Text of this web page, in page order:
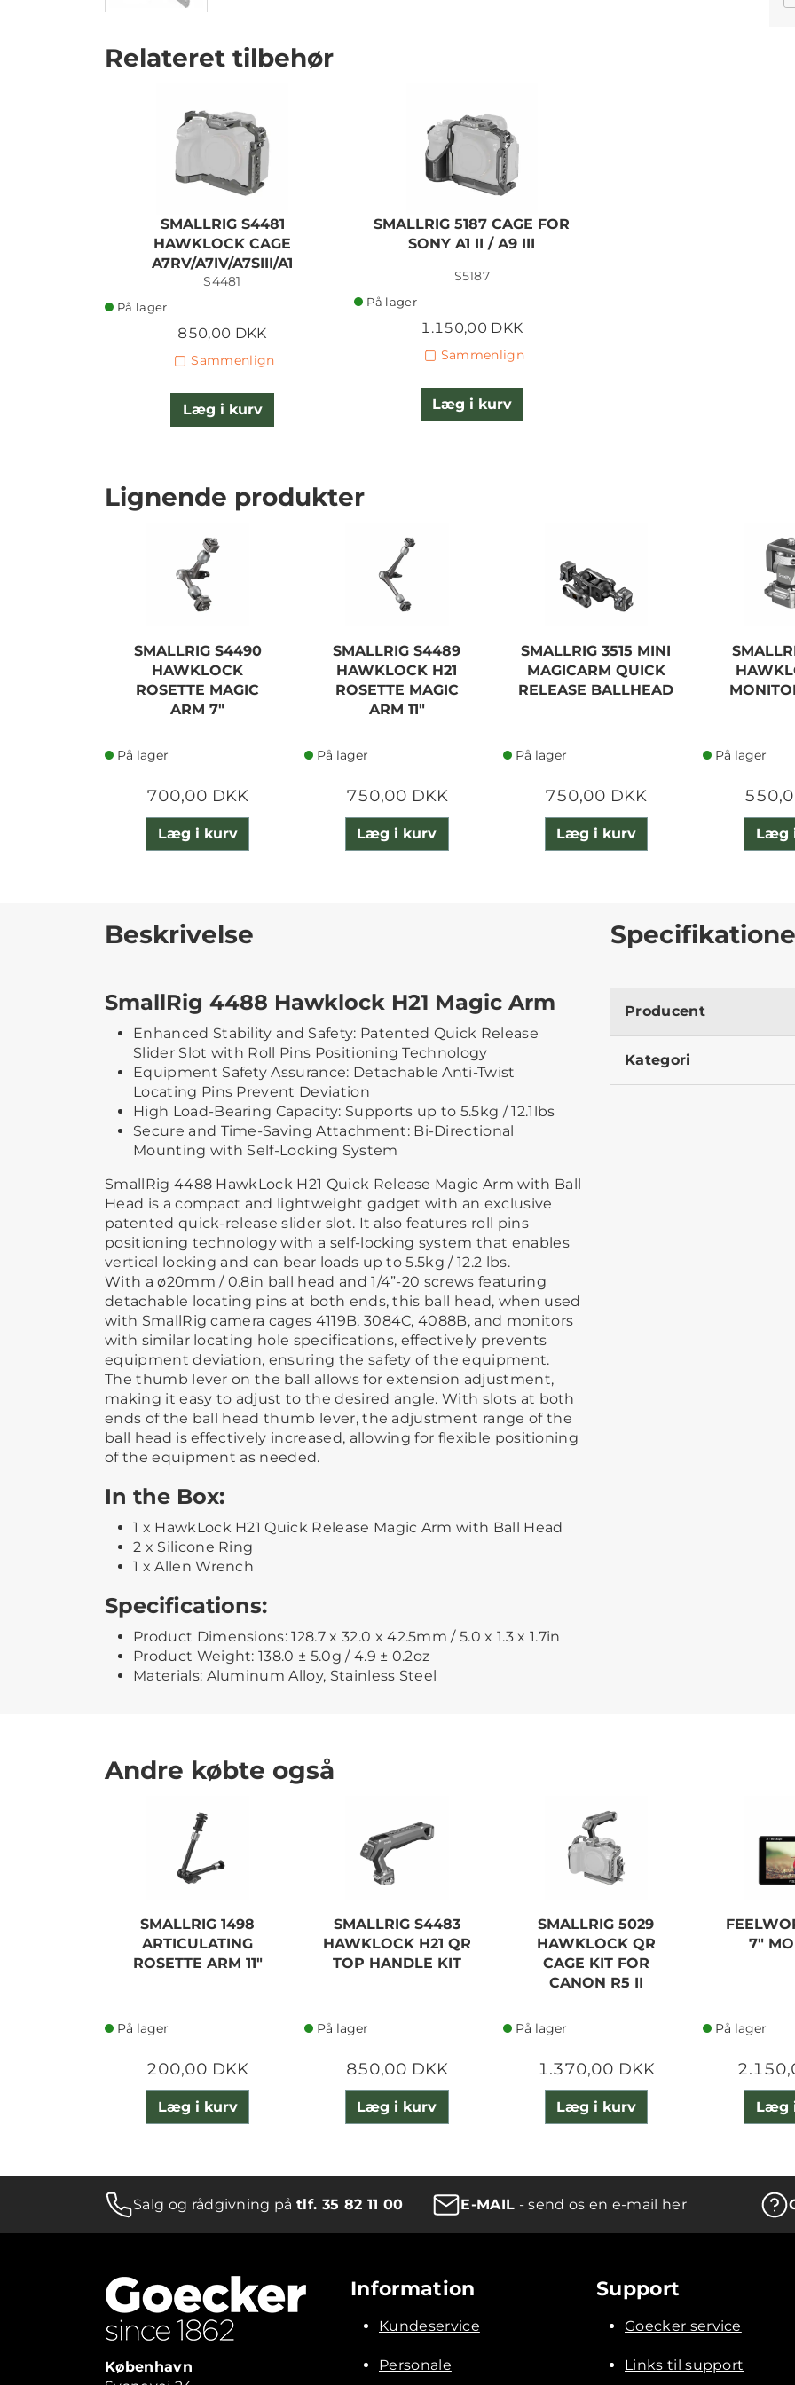
Relateret tilbehør
SMALLRIG S4481
HAWKLOCK CAGE
A7RV/A7IV/A7SIII/A1
S4481
På lager
850,00 DKK
Sammenlign
Læg i kurv
SMALLRIG 5187 CAGE FOR
SONY A1 II / A9 III
S5187
På lager
1.150,00 DKK
Sammenlign
Læg i kurv
Lignende produkter
SMALLRIG S4490
HAWKLOCK
ROSETTE MAGIC
ARM 7"
På lager
700,00 DKK
Læg i kurv
SMALLRIG S4489
HAWKLOCK H21
ROSETTE MAGIC
ARM 11"
På lager
750,00 DKK
Læg i kurv
SMALLRIG 3515 MINI
MAGICARM QUICK
RELEASE BALLHEAD
På lager
750,00 DKK
Læg i kurv
På lager
Læg
Beskrivelse
SmallRig 4488 Hawklock H21 Magic Arm
Enhanced Stability and Safety: Patented Quick Release
Slider Slot with Roll Pins Positioning Technology
Equipment Safety Assurance: Detachable Anti-Twist
Locating Pins Prevent Deviation
High Load-Bearing Capacity: Supports up to 5.5kg / 12.1lbs
Secure and Time-Saving Attachment: Bi-Directional
Mounting with Self-Locking System
SmallRig 4488 HawkLock H21 Quick Release Magic Arm with Ball
Head is a compact and lightweight gadget with an exclusive
patented quick-release slider slot. It also features roll pins
positioning technology with a self-locking system that enables
vertical locking and can bear loads up to 5.5kg / 12.2 lbs.
With a ø20mm / 0.8in ball head and 1/4”-20 screws featuring
detachable locating pins at both ends, this ball head, when used
with SmallRig camera cages 4119B, 3084C, 4088B, and monitors
with similar locating hole specifications, effectively prevents
equipment deviation, ensuring the safety of the equipment.
The thumb lever on the ball allows for extension adjustment,
making it easy to adjust to the desired angle. With slots at both
ends of the ball head thumb lever, the adjustment range of the
ball head is effectively increased, allowing for flexible positioning
of the equipment as needed.
In the Box:
1 x HawkLock H21 Quick Release Magic Arm with Ball Head
2 x Silicone Ring
1 x Allen Wrench
Specifications:
Product Dimensions: 128.7 x 32.0 x 42.5mm / 5.0 x 1.3 x 1.7in
Product Weight: 138.0 ± 5.0g / 4.9 ± 0.2oz
Materials: Aluminum Alloy, Stainless Steel
Producent
Kategori
Andre købte også
SMALLRIG 1498
ARTICULATING
ROSETTE ARM 11"
På lager
200,00 DKK
Læg i kurv
SMALLRIG S4483
HAWKLOCK H21 QR
TOP HANDLE KIT
På lager
850,00 DKK
Læg i kurv
SMALLRIG 5029
HAWKLOCK QR
CAGE KIT FOR
CANON R5 II
På lager
1.370,00 DKK
Læg i kurv
7"
På lager
Læg
Salg og rådgivning påtlf. 35 82 11 00 E-MAIL - send os en e-mail her
København
Information
Kundeservice
Personale
Support
Goecker service
Links til support